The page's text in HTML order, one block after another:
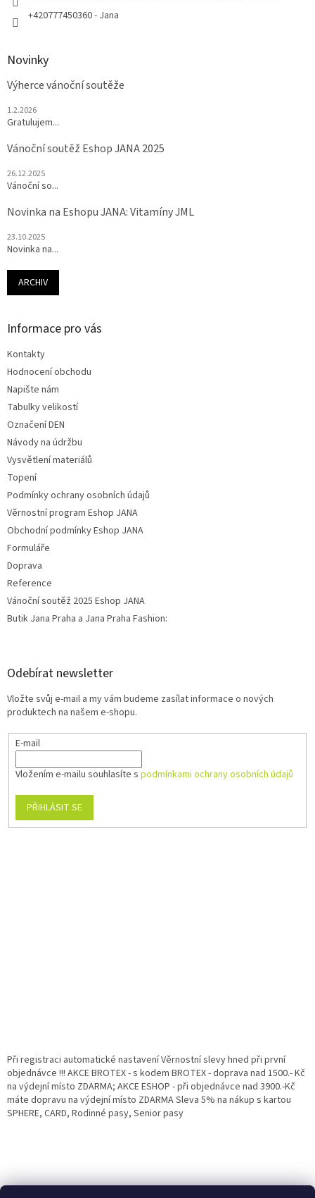
+420777450360 - Jana
Novinky
Výherce vánoční soutěže
1.2.2026
Gratulujem...
Vánoční soutěž Eshop JANA 2025
26.12.2025
Vánoční so...
Novinka na Eshopu JANA: Vitamíny JML
23.10.2025
Novinka na...
ARCHIV
Informace pro vás
Kontakty
Hodnocení obchodu
Napište nám
Tabulky velikostí
Označení DEN
Návody na údržbu
Vysvětlení materiálů
Topení
Podmínky ochrany osobních údajů
Věrnostní program Eshop JANA
Obchodní podmínky Eshop JANA
Formuláře
Doprava
Reference
Vánoční soutěž 2025 Eshop JANA
Butik Jana Praha a Jana Praha Fashion:
Odebírat newsletter
Vložte svůj e-mail a my vám budeme zasílat informace o nových
produktech na našem e-shopu.
E-mail
Vložením e-mailu souhlasíte s podmínkami ochrany osobních údajů
PŘIHLÁSIT SE
Při registraci automatické nastavení Věrnostní slevy hned při první
objednávce !!! AKCE BROTEX - s kodem BROTEX - doprava nad 1500.- Kč
na výdejní místo ZDARMA; AKCE ESHOP - při objednávce nad 3900.-Kč
máte dopravu na výdejní místo ZDARMA Sleva 5% na nákup s kartou
SPHERE, CARD, Rodinné pasy, Senior pasy